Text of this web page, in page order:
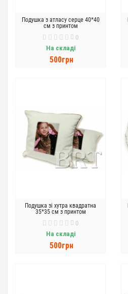
Подушка з атласу серце 40*40
см з принтом
0
На складі
500грн
Подушка зі хутра квадратна
35*35 см з принтом
0
На складі
500грн